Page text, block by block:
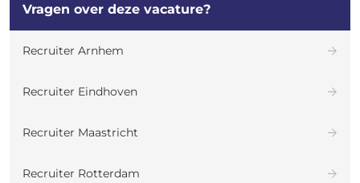
Vragen over deze vacature?
Recruiter Arnhem
Recruiter Eindhoven
Recruiter Maastricht
Recruiter Rotterdam